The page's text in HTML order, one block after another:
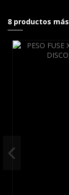
8 productos